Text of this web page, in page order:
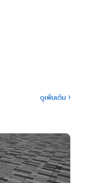
ดูเพิ่มเติม